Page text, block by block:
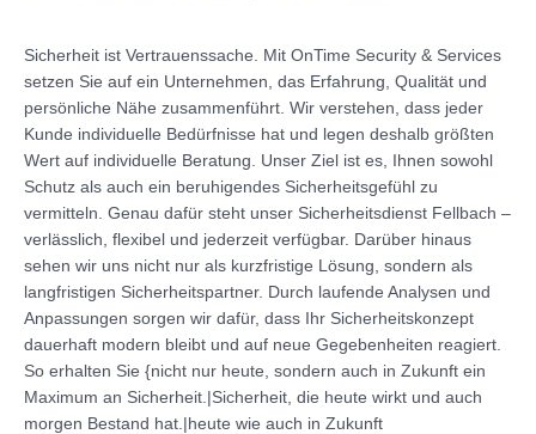
Sicherheit ist Vertrauenssache. Mit OnTime Security & Services
setzen Sie auf ein Unternehmen, das Erfahrung, Qualität und
persönliche Nähe zusammenführt. Wir verstehen, dass jeder
Kunde individuelle Bedürfnisse hat und legen deshalb größten
Wert auf individuelle Beratung. Unser Ziel ist es, Ihnen sowohl
Schutz als auch ein beruhigendes Sicherheitsgefühl zu
vermitteln. Genau dafür steht unser Sicherheitsdienst Fellbach –
verlässlich, flexibel und jederzeit verfügbar. Darüber hinaus
sehen wir uns nicht nur als kurzfristige Lösung, sondern als
langfristigen Sicherheitspartner. Durch laufende Analysen und
Anpassungen sorgen wir dafür, dass Ihr Sicherheitskonzept
dauerhaft modern bleibt und auf neue Gegebenheiten reagiert.
So erhalten Sie {nicht nur heute, sondern auch in Zukunft ein
Maximum an Sicherheit.|Sicherheit, die heute wirkt und auch
morgen Bestand hat.|heute wie auch in Zukunft